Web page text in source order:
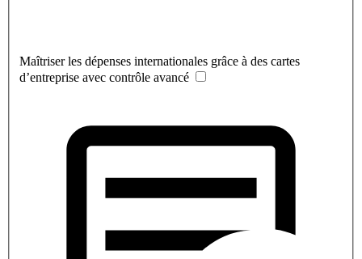
Maîtriser les dépenses internationales grâce à des cartes
d’entreprise avec contrôle avancé